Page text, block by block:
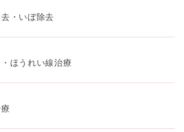
・いぼ除去
ほうれい線治療